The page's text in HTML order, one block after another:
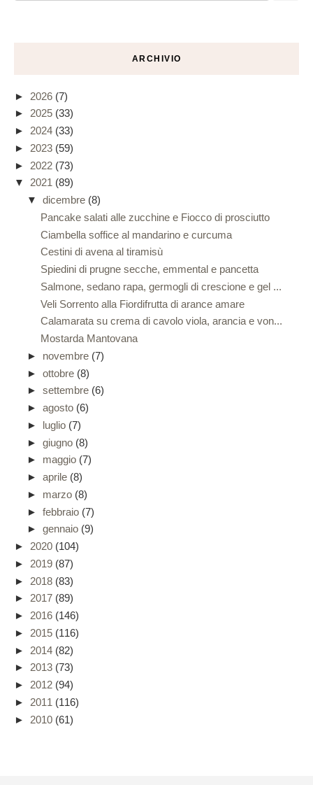
ARCHIVIO
► 2026 (7)
► 2025 (33)
► 2024 (33)
► 2023 (59)
► 2022 (73)
▼ 2021 (89)
▼ dicembre (8)
Pancake salati alle zucchine e Fiocco di prosciutto
Ciambella soffice al mandarino e curcuma
Cestini di avena al tiramisù
Spiedini di prugne secche, emmental e pancetta
Salmone, sedano rapa, germogli di crescione e gel ...
Veli Sorrento alla Fiordifrutta di arance amare
Calamarata su crema di cavolo viola, arancia e von...
Mostarda Mantovana
► novembre (7)
► ottobre (8)
► settembre (6)
► agosto (6)
► luglio (7)
► giugno (8)
► maggio (7)
► aprile (8)
► marzo (8)
► febbraio (7)
► gennaio (9)
► 2020 (104)
► 2019 (87)
► 2018 (83)
► 2017 (89)
► 2016 (146)
► 2015 (116)
► 2014 (82)
► 2013 (73)
► 2012 (94)
► 2011 (116)
► 2010 (61)